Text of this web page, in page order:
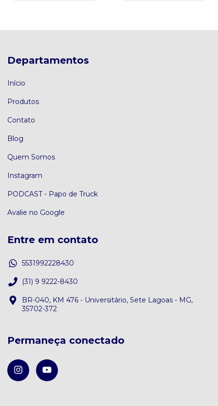
Departamentos
Início
Produtos
Contato
Blog
Quem Somos
Instagram
PODCAST - Papo de Truck
Avalie no Google
Entre em contato
5531992228430
(31) 9 9222-8430
BR-040, KM 476 - Universitário, Sete Lagoas - MG,
35702-372
Permaneça conectado